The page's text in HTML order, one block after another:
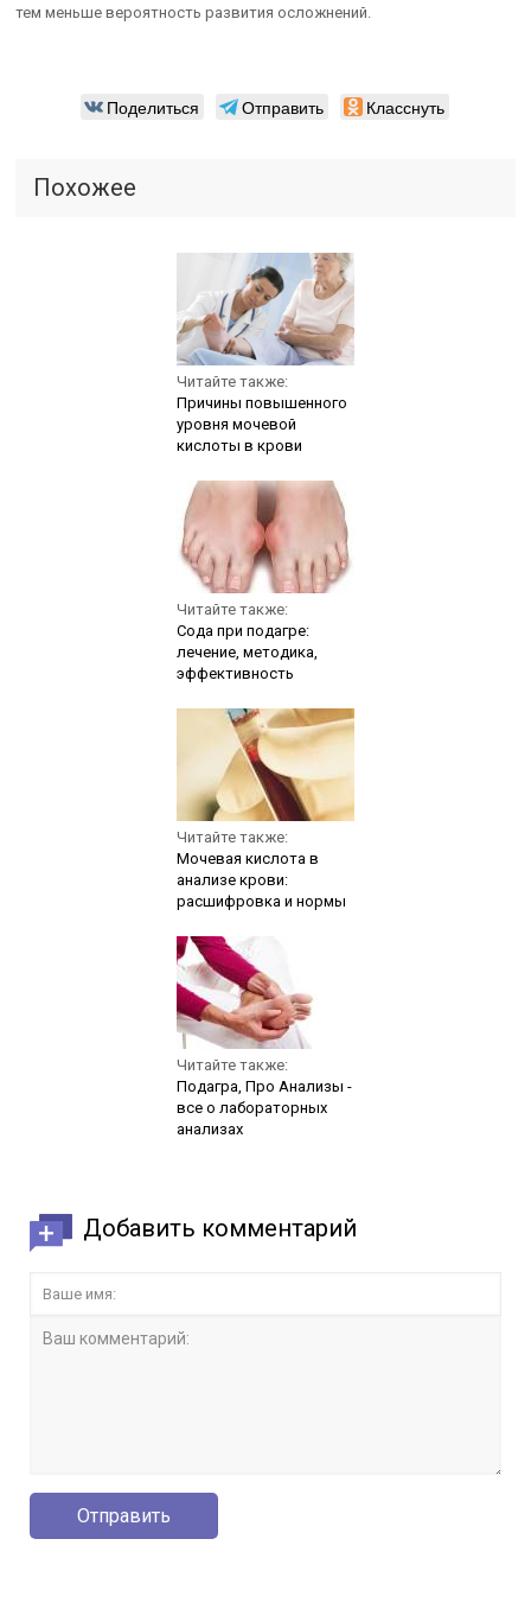
тем меньше вероятность развития осложнений.
Поделиться Отправить Класснуть
Похожее
Читайте также:
Причины повышенного
уровня мочевой
кислоты в крови
Читайте также:
Сода при подагре:
лечение, методика,
эффективность
Читайте также:
Мочевая кислота в
анализе крови:
расшифровка и нормы
Читайте также:
Подагра, Про Анализы -
все о лабораторных
анализах
Добавить комментарий